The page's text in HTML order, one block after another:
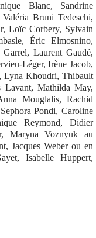
Blanc, Sandrine
Bruni Tedeschi,
Loïc Corbery, Sylvain
Éric Elmosnino,
Laurent Gaudé,
Léger, Irène Jacob,
Lyna Khoudri, Thibault
Mathilda May,
Mouglalis, Rachid
Pondi, Caroline
Reymond, Didier
Maryna Voznyuk au
Jacques Weber ou en
Isabelle Huppert,